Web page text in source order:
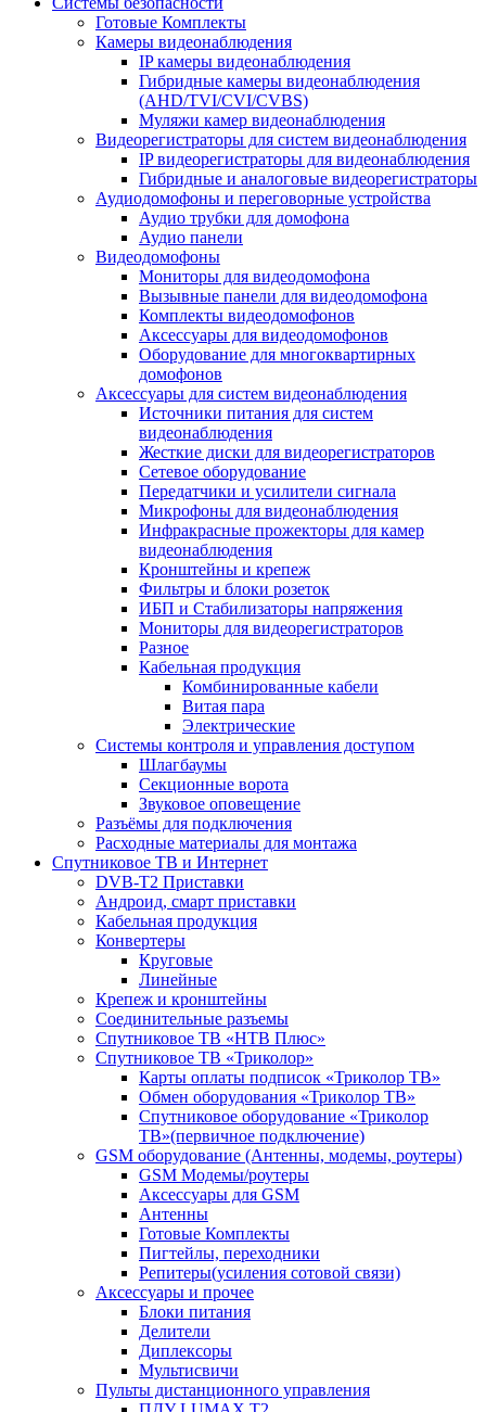
Готовые Комплекты
Камеры видеонаблюдения
IP камеры видеонаблюдения
Гибридные камеры видеонаблюдения
(AHD/TVI/CVI/CVBS)
Муляжи камер видеонаблюдения
Видеорегистраторы для систем видеонаблюдения
IP видеорегистраторы для видеонаблюдения
Гибридные и аналоговые видеорегистраторы
Аудиодомофоны и переговорные устройства
Аудио трубки для домофона
Аудио панели
Видеодомофоны
Мониторы для видеодомофона
Вызывные панели для видеодомофона
Комплекты видеодомофонов
Аксессуары для видеодомофонов
Оборудование для многоквартирных
домофонов
Аксессуары для систем видеонаблюдения
Источники питания для систем
видеонаблюдения
Жесткие диски для видеорегистраторов
Сетевое оборудование
Передатчики и усилители сигнала
Микрофоны для видеонаблюдения
Инфракрасные прожекторы для камер
видеонаблюдения
Кронштейны и крепеж
Фильтры и блоки розеток
ИБП и Стабилизаторы напряжения
Мониторы для видеорегистраторов
Разное
Кабельная продукция
Комбинированные кабели
Витая пара
Электрические
Системы контроля и управления доступом
Шлагбаумы
Секционные ворота
Звуковое оповещение
Разъёмы для подключения
Расходные материалы для монтажа
Спутниковое ТВ и Интернет
DVB-Т2 Приставки
Андроид, смарт приставки
Кабельная продукция
Конвертеры
Круговые
Линейные
Крепеж и кронштейны
Соединительные разъемы
Спутниковое ТВ «НТВ Плюс»
Спутниковое ТВ «Триколор»
Карты оплаты подписок «Триколор ТВ»
Обмен оборудования «Триколор ТВ»
Спутниковое оборудование «Триколор
ТВ»(первичное подключение)
GSM оборудование (Антенны, модемы, роутеры)
GSM Модемы/роутеры
Аксессуары для GSM
Антенны
Готовые Комплекты
Пигтейлы, переходники
Репитеры(усиления сотовой связи)
Аксессуары и прочее
Блоки питания
Делители
Диплексоры
Мультисвичи
Пульты дистанционного управления